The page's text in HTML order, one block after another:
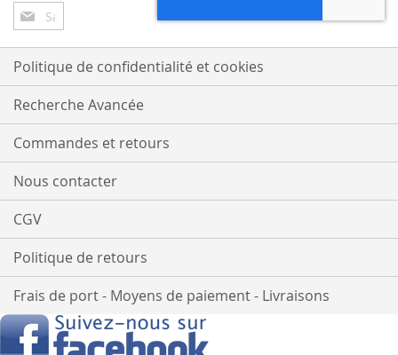
Inscription
à
notre
lettre
d’information
:
Politique de confidentialité et cookies
Recherche Avancée
Commandes et retours
Nous contacter
CGV
Politique de retours
Frais de port - Moyens de paiement - Livraisons